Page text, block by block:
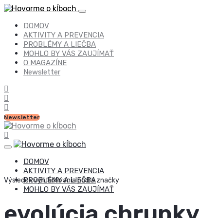
DOMOV
AKTIVITY A PREVENCIA
PROBLÉMY A LIEČBA
MOHLO BY VÁS ZAUJÍMAŤ
O MAGAZÍNE
Newsletter
Newsletter
DOMOV
AKTIVITY A PREVENCIA
PROBLÉMY A LIEČBA
MOHLO BY VÁS ZAUJÍMAŤ
Výsledok vyhľadávania podľa značky